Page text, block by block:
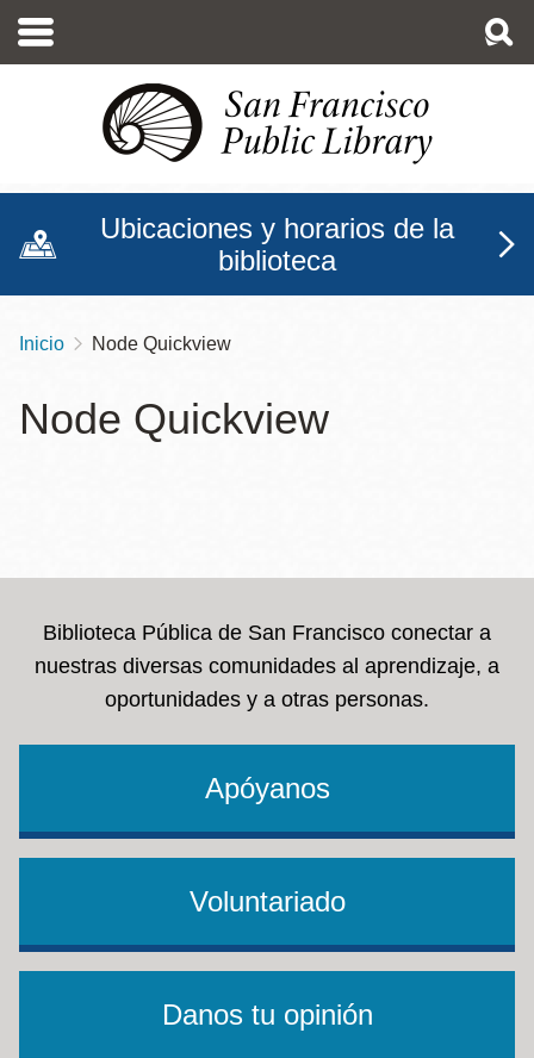
contenido
Ubicaciones y horarios de la
biblioteca
Sobrescribir
de
navegación
Inicio Node Quickview
Node Quickview
Biblioteca Pública de San Francisco conectar a
nuestras diversas comunidades al aprendizaje, a
oportunidades y a otras personas.
Apóyanos
Voluntariado
Danos tu opinión